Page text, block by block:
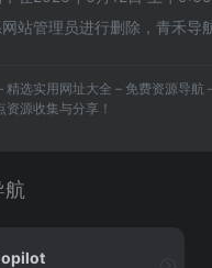
站管理员进行删除，青禾导
精选实用网址大全 – 免费资源导
资源收集与分享！
航